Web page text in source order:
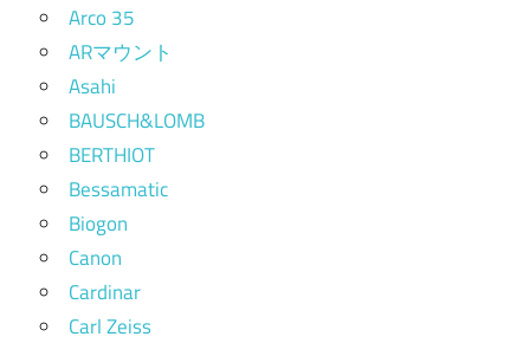
Arco 35
ARマウント
Asahi
BAUSCH&LOMB
BERTHIOT
Bessamatic
Biogon
Canon
Cardinar
Carl Zeiss